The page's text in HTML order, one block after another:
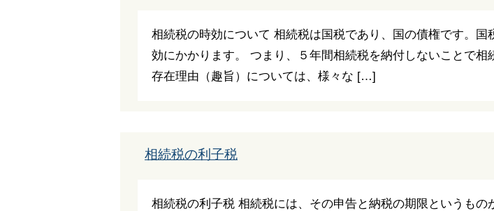
相続税の時効について 相続税は国税であり、国の債権です。
効にかかります。 つまり、５年間相続税を納付しないことで
存在理由（趣旨）については、様々な […]
相続税の利子税
相続税の利子税 相続税には、その申告と納税の期限というも